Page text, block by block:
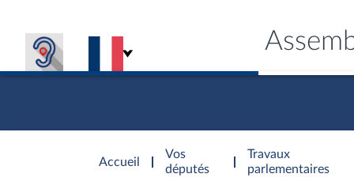
Accueil
d'accueil
Vos
députés
Travaux
parlementaires